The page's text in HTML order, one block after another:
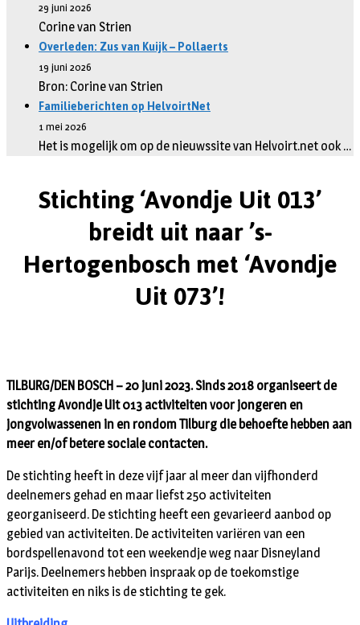
29 juni 2026
Corine van Strien
Overleden: Zus van Kuijk – Pollaerts
19 juni 2026
Bron: Corine van Strien
Familieberichten op HelvoirtNet
1 mei 2026
Het is mogelijk om op de nieuwssite van Helvoirt.net ook …
Stichting ‘Avondje Uit 013’
breidt uit naar ’s-
Hertogenbosch met ‘Avondje
Uit 073’!
TILBURG/DEN BOSCH – 20 juni 2023. Sinds 2018 organiseert de
stichting Avondje Uit 013 activiteiten voor jongeren en
jongvolwassenen in en rondom Tilburg die behoefte hebben aan
meer en/of betere sociale contacten.
De stichting heeft in deze vijf jaar al meer dan vijfhonderd
deelnemers gehad en maar liefst 250 activiteiten
georganiseerd. De stichting heeft een gevarieerd aanbod op
gebied van activiteiten. De activiteiten variëren van een
bordspellenavond tot een weekendje weg naar Disneyland
Parijs. Deelnemers hebben inspraak op de toekomstige
activiteiten en niks is de stichting te gek.